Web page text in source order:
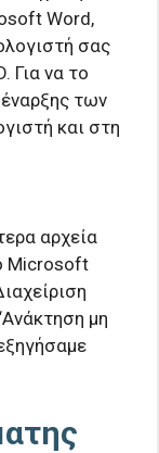
Word,
σας
Για να το
των
και στη
αρχεία
Microsoft
μη